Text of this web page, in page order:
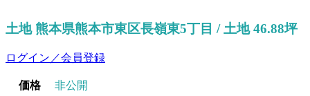
土地 熊本県熊本市東区長嶺東5丁目 / 土地 46.88坪
ログイン／会員登録
価格
非公開